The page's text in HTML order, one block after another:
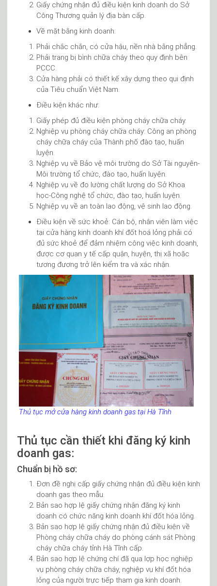
Giấy chứng nhận đủ điều kiện kinh doanh do Sở
Công Thương quản lý địa bàn cấp.
Về mặt bằng kinh doanh:
Phải chắc chắn, có cửa hậu, nền nhà bằng phẳng.
Phải trang bị bình chữa cháy theo quy định bên
PCCC.
Cửa hàng phải có thiết kế xây dựng theo qui định
của Tiêu chuẩn Việt Nam.
Điều kiện khác như:
Giấy phép đủ điều kiện phòng cháy chữa cháy.
Nghiệp vụ phòng cháy chữa cháy: Công an phòng
cháy chữa cháy của Thành phố đào tạo, huấn
luyện.
Nghiệp vụ về Bảo vệ môi trường do Sở Tài nguyên-
Môi trường tổ chức, đào tạo, huấn luyện.
Nghiệp vụ về đo lường chất lượng do Sở Khoa
học-Công nghệ tổ chức, đào tạo, huấn luyện.
Nghiệp vụ về an toàn lao động, vệ sinh lao động.
Điều kiện về sức khoẻ: Cán bộ, nhân viên làm việc
tại cửa hàng kinh doanh khí đốt hoá lỏng phải có
đủ sức khoẻ để đảm nhiệm công việc kinh doanh,
được cơ quan y tế cấp quận, huyện, thị xã hoặc
tương đương trở lên kiểm tra và xác nhận.
Thủ tục mở cửa hàng kinh doanh gas tại Hà Tĩnh
Thủ tục cần thiết khi đăng ký kinh
doanh gas:
Chuẩn bị hồ sơ:
Đơn đề nghị cấp giấy chứng nhận đủ điều kiện kinh
doanh gas theo mẫu.
Bản sao hợp lệ giấy chứng nhận đăng ký kinh
doanh có chức năng kinh doanh khí đốt hóa lỏng.
Bản sao hợp lệ giấy chứng nhận đủ điều kiện về
Phòng cháy chữa cháy do phòng cánh sát Phòng
cháy chữa cháy tỉnh Hà Tĩnh cấp.
Bản sao hợp lệ chứng chí đã qua lợp học nghiệp
vụ phòng cháy chữa cháy, nghiệp vụ khí đốt hóa
lỏng của người trực tiếp tham gia kinh doanh.